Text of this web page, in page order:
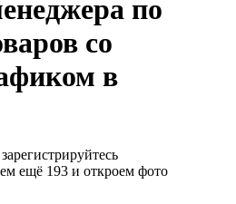
по
со
в
ещё 193 и откроем фото